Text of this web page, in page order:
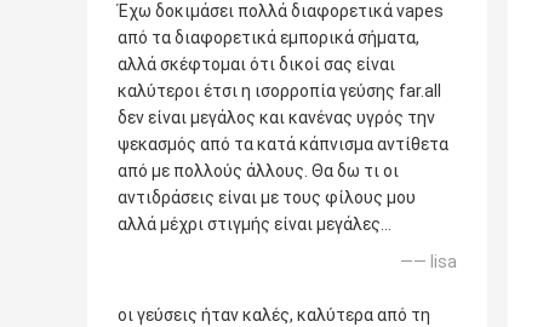
Έχω δοκιμάσει πολλά διαφορετικά vapes
από τα διαφορετικά εμπορικά σήματα,
αλλά σκέφτομαι ότι δικοί σας είναι
καλύτεροι έτσι η ισορροπία γεύσης far.all
δεν είναι μεγάλος και κανένας υγρός την
ψεκασμός από τα κατά κάπνισμα αντίθετα
από με πολλούς άλλους. Θα δω τι οι
αντιδράσεις είναι με τους φίλους μου
αλλά μέχρι στιγμής είναι μεγάλες…
—— lisa
οι γεύσεις ήταν καλές, καλύτερα από τη